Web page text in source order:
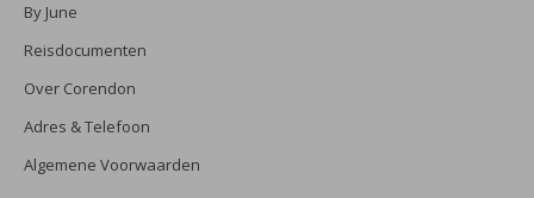
By June
Reisdocumenten
Over Corendon
Adres & Telefoon
Algemene Voorwaarden